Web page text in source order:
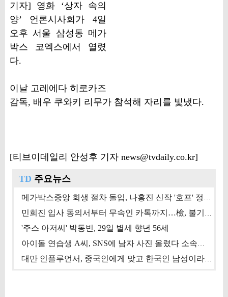
기자] 영화 ‘상자 속의
양’ 언론시사회가 4일
오후 서울 삼성동 메가
박스 코엑스에서 열렸
다.
이날 고레에다 히로카즈
감독, 배우 쿠와키 리무가 참석해 자리를 빛냈다.
[티브이데일리 안성후 기자 news@tvdaily.co.kr]
TD 주요뉴스
메가박스중앙 회생 절차 돌입, 나홍진 신작 '호프' 정상 개봉에 쏠린 시선 [상반기 결산 기획]
민희진 입사 동의서부터 무속인 카톡까지…檢, 불기소 처분 근거들 [이슈&톡]
'주스 아저씨' 박동빈, 29일 별세 향년 56세
아이돌 연습생 A씨, SNS에 남자 사진 올렸다 소속사 퇴출
대만 인플루언서, 중국인에게 맞고 한국인 남성이라 진술 '후폭풍'